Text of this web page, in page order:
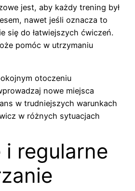
jest, aby każdy trening był
nawet jeśli oznacza to
się do łatwiejszych ćwiczeń.
pomóc w utrzymaniu
otoczeniu
nowe miejsca
w trudniejszych warunkach
w różnych sytuacjach
i regularne